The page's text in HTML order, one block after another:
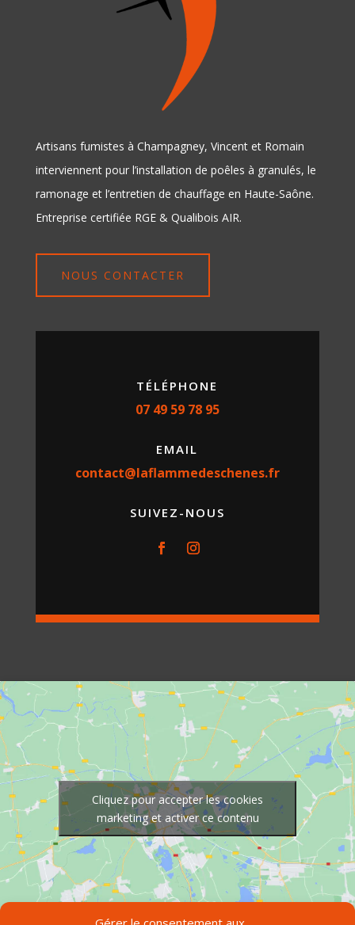
Artisans fumistes à Champagney, Vincent et Romain
interviennent pour l’installation de poêles à granulés, le
ramonage et l’entretien de chauffage en Haute-Saône.
Entreprise certifiée RGE & Qualibois AIR.
NOUS CONTACTER
TÉLÉPHONE
07 49 59 78 95
EMAIL
contact@laflammedeschenes.fr
SUIVEZ-NOUS
Cliquez pour accepter les cookies
marketing et activer ce contenu